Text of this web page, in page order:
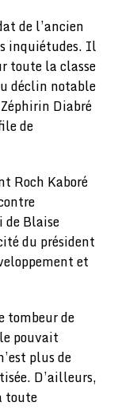
de l’ancien
inquiétudes. Il
toute la classe
déclin notable
Diabré
de
Roch Kaboré
de Blaise
du président
et
tombeur de
pouvait
plus de
D’ailleurs,
toute